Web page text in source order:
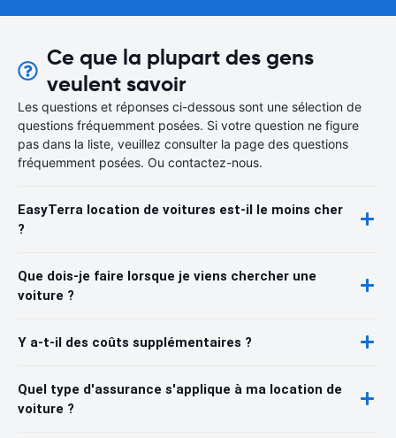
Ce que la plupart des gens
veulent savoir
Les questions et réponses ci-dessous sont une sélection de
questions fréquemment posées. Si votre question ne figure
pas dans la liste, veuillez consulter la page des questions
fréquemment posées. Ou contactez-nous.
EasyTerra location de voitures est-il le moins cher
?
Que dois-je faire lorsque je viens chercher une
voiture ?
Y a-t-il des coûts supplémentaires ?
Quel type d'assurance s'applique à ma location de
voiture ?